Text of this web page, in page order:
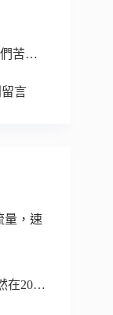
們苦…
言
量，速
在20…